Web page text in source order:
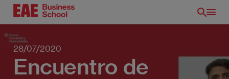
Pasar
principal
28/07/2020
Encuentro de